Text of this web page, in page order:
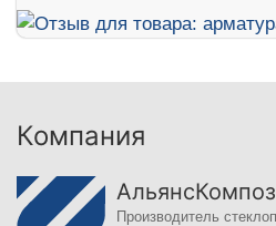
Компания
Производитель